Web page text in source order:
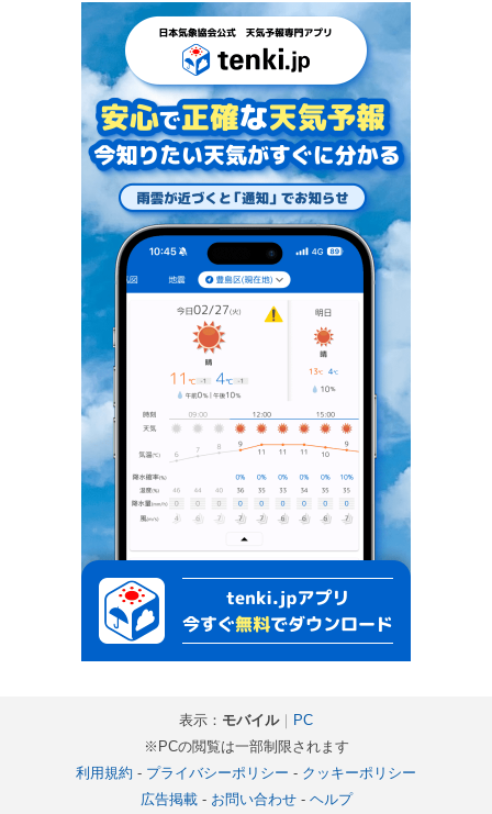
表示： モバイル｜ PC
※PCの閲覧は一部制限されます
利用規約 - プライバシーポリシー - クッキーポリシー
広告掲載- お問い合わせ- ヘルプ